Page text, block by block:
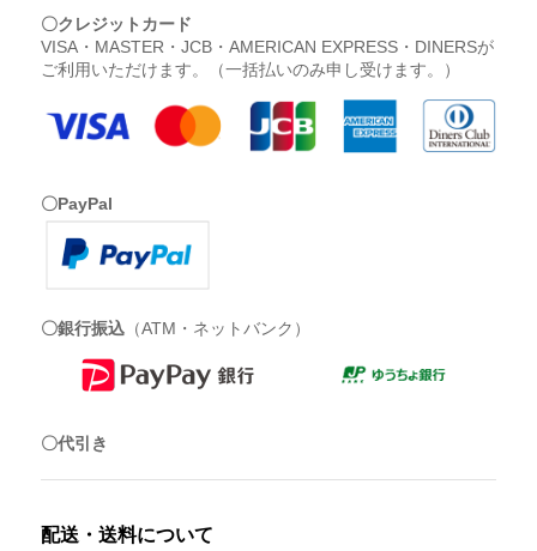
〇クレジットカード
VISA・MASTER・JCB・AMERICAN EXPRESS・DINERSが
ご利用いただけます。（一括払いのみ申し受けます。）
〇PayPal
〇銀行振込 （ATM・ネットバンク）
〇代引き
配送・送料について